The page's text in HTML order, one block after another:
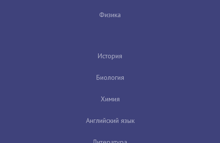
Физика
История
Биология
Химия
Английский язык